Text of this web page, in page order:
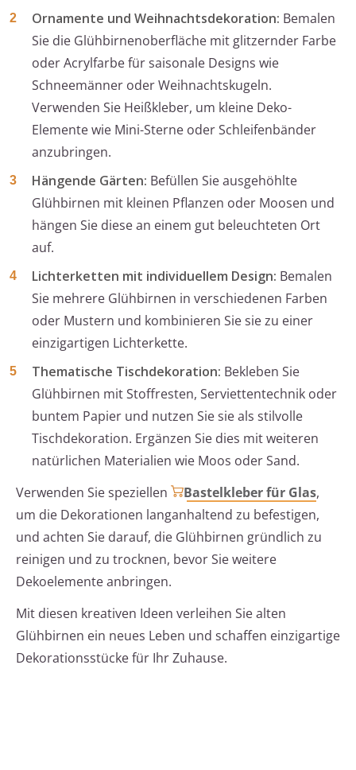
Ornamente und Weihnachtsdekoration: Bemalen
Sie die Glühbirnenoberfläche mit glitzernder Farbe
oder Acrylfarbe für saisonale Designs wie
Schneemänner oder Weihnachtskugeln.
Verwenden Sie Heißkleber, um kleine Deko-
Elemente wie Mini-Sterne oder Schleifenbänder
anzubringen.
Hängende Gärten: Befüllen Sie ausgehöhlte
Glühbirnen mit kleinen Pflanzen oder Moosen und
hängen Sie diese an einem gut beleuchteten Ort
auf.
Lichterketten mit individuellem Design: Bemalen
Sie mehrere Glühbirnen in verschiedenen Farben
oder Mustern und kombinieren Sie sie zu einer
einzigartigen Lichterkette.
Thematische Tischdekoration: Bekleben Sie
Glühbirnen mit Stoffresten, Serviettentechnik oder
buntem Papier und nutzen Sie sie als stilvolle
Tischdekoration. Ergänzen Sie dies mit weiteren
natürlichen Materialien wie Moos oder Sand.
Verwenden Sie speziellen
Bastelkleber für Glas,
um die Dekorationen langanhaltend zu befestigen,
und achten Sie darauf, die Glühbirnen gründlich zu
reinigen und zu trocknen, bevor Sie weitere
Dekoelemente anbringen.
Mit diesen kreativen Ideen verleihen Sie alten
Glühbirnen ein neues Leben und schaffen einzigartige
Dekorationsstücke für Ihr Zuhause.